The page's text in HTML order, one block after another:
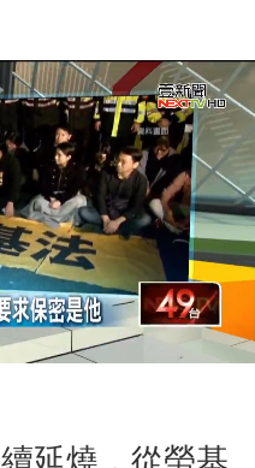
延燒，從勞基